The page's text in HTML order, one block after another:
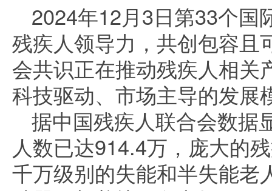
2024年12月3日第33个国
残疾人领导力，共创包容且
会共识正在推动残疾人相关
科技驱动、市场主导的发展
据中国残疾人联合会数据
人数已达914.4万，庞大的
千万级别的失能和半失能老